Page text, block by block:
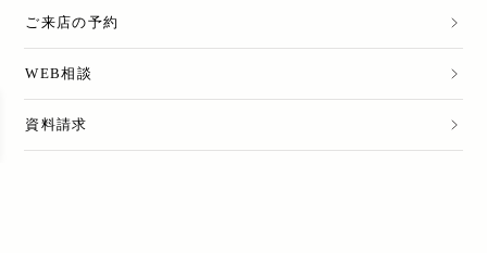
ご来店の予約
WEB相談
資料請求